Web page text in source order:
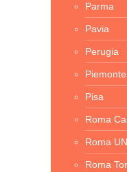
Parma
Pavia
Perugia
Pisa
Roma
Roma
Roma